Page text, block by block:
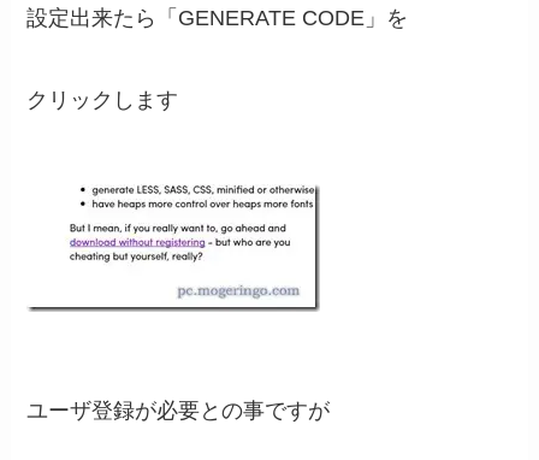
設定出来たら「GENERATE CODE」を
クリックします
ユーザ登録が必要との事ですが